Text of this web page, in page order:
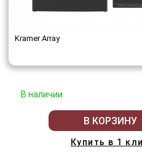
Kramer Array
В наличии
В КОРЗИНУ
Купить в 1